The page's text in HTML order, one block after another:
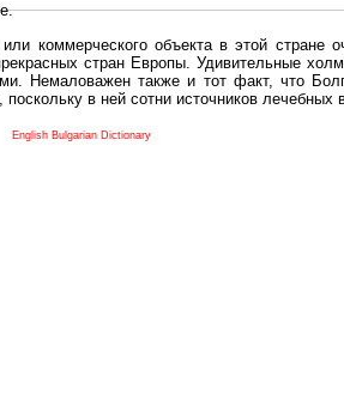
коммерческого объекта в этой стране
стран Европы. Удивительные
Немаловажен также и тот факт, что
в ней сотни источников лечебных
недвижимость заключено в том, что
English Bulgarian Dictionary